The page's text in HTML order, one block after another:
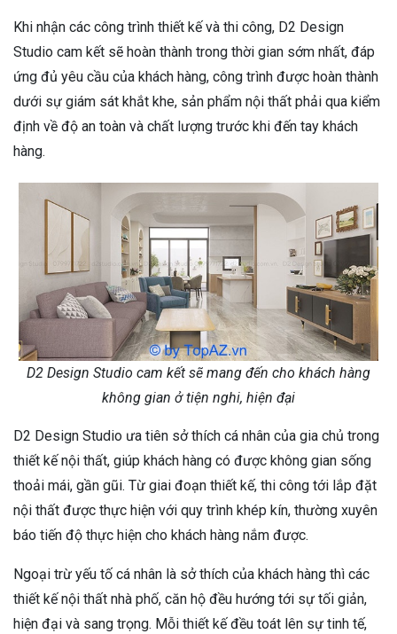
Khi nhận các công trình thiết kế và thi công, D2 Design
Studio cam kết sẽ hoàn thành trong thời gian sớm nhất, đáp
ứng đủ yêu cầu của khách hàng, công trình được hoàn thành
dưới sự giám sát khắt khe, sản phẩm nội thất phải qua kiểm
định về độ an toàn và chất lượng trước khi đến tay khách
hàng.
D2 Design Studio cam kết sẽ mang đến cho khách hàng
không gian ở tiện nghi, hiện đại
D2 Design Studio ưa tiên sở thích cá nhân của gia chủ trong
thiết kế nội thất, giúp khách hàng có được không gian sống
thoải mái, gần gũi. Từ giai đoạn thiết kế, thi công tới lắp đặt
nội thất được thực hiện với quy trình khép kín, thường xuyên
báo tiến độ thực hiện cho khách hàng nắm được.
Ngoại trừ yếu tố cá nhân là sở thích của khách hàng thì các
thiết kế nội thất nhà phố, căn hộ đều hướng tới sự tối giản,
hiện đại và sang trọng. Mỗi thiết kế đều toát lên sự tinh tế,